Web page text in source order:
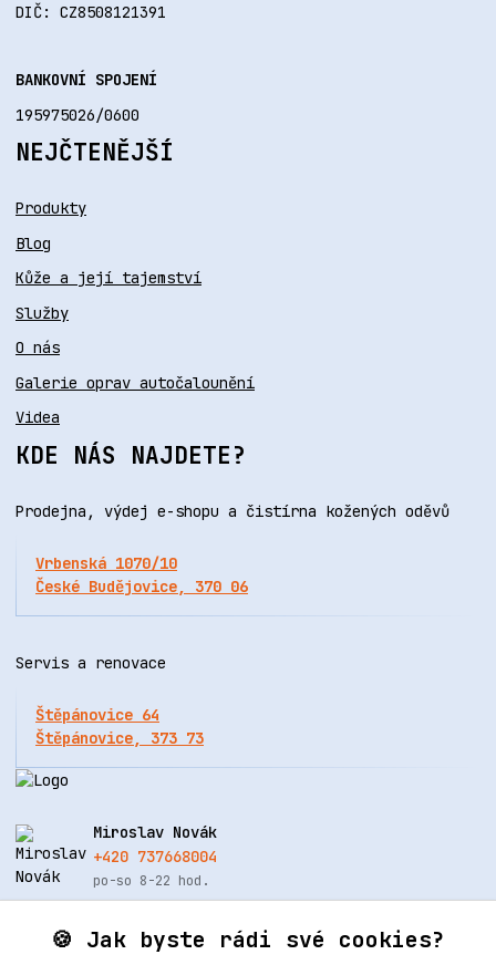
DIČ: CZ8508121391
BANKOVNÍ SPOJENÍ
195975026/0600
NEJČTENĚJŠÍ
Produkty
Blog
Kůže a její tajemství
Služby
O nás
Galerie oprav autočalounění
Videa
KDE NÁS NAJDETE?
Prodejna, výdej e-shopu a čistírna kožených oděvů
Vrbenská 1070/10
České Budějovice, 370 06
Servis a renovace
Štěpánovice 64
Štěpánovice, 373 73
Miroslav Novák
+420 737668004
po-so 8-22 hod.
info@renovacekuze.cz
🍪 Jak byste rádi své cookies?